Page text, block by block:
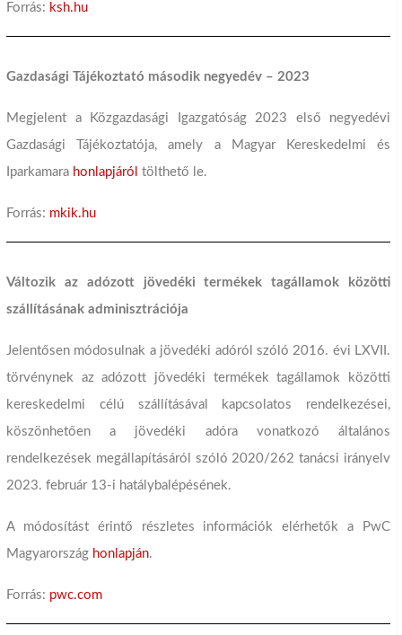
Forrás: ksh.hu
Gazdasági Tájékoztató második negyedév – 2023
Megjelent a Közgazdasági Igazgatóság 2023 első negyedévi
Gazdasági Tájékoztatója, amely a Magyar Kereskedelmi és
Iparkamara honlapjáról tölthető le.
Forrás: mkik.hu
Változik az adózott jövedéki termékek tagállamok közötti
szállításának adminisztrációja
Jelentősen módosulnak a jövedéki adóról szóló 2016. évi LXVII.
törvénynek az adózott jövedéki termékek tagállamok közötti
kereskedelmi célú szállításával kapcsolatos rendelkezései,
köszönhetően a jövedéki adóra vonatkozó általános
rendelkezések megállapításáról szóló 2020/262 tanácsi irányelv
2023. február 13-i hatálybalépésének.
A módosítást érintő részletes információk elérhetők a PwC
Magyarország honlapján.
Forrás: pwc.com